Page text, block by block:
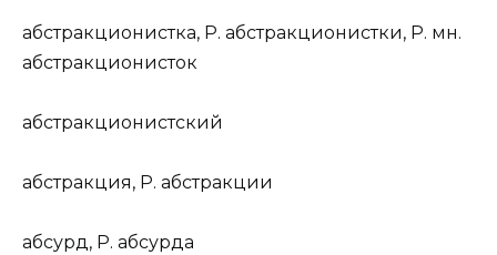
абстракционистка, Р. абстракционистки, Р. мн.
абстракционисток
абстракционистский
абстракция, Р. абстракции
абсурд, Р. абсурда